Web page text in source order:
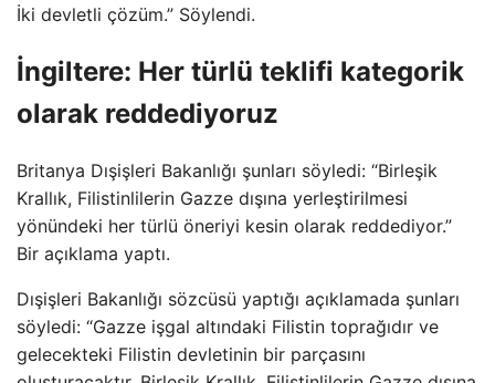
İki devletli çözüm.” Söylendi.
İngiltere: Her türlü teklifi kategorik
olarak reddediyoruz
Britanya Dışişleri Bakanlığı şunları söyledi: “Birleşik
Krallık, Filistinlilerin Gazze dışına yerleştirilmesi
yönündeki her türlü öneriyi kesin olarak reddediyor.”
Bir açıklama yaptı.
Dışişleri Bakanlığı sözcüsü yaptığı açıklamada şunları
söyledi: “Gazze işgal altındaki Filistin toprağıdır ve
gelecekteki Filistin devletinin bir parçasını